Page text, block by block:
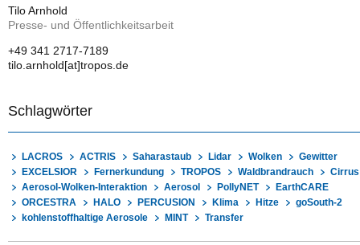
Tilo Arnhold
Presse- und Öffentlichkeitsarbeit
+49 341 2717-7189
tilo.arnhold[at]tropos.de
Schlagwörter
LACROS ACTRIS Saharastaub Lidar Wolken
Gewitter
EXCELSIOR
Fernerkundung TROPOS Waldbrandrauch
Cirrus
Aerosol-Wolken-Interaktion
Aerosol PollyNET
EarthCARE
ORCESTRA
HALO PERCUSION Klima Hitze
goSouth-2
kohlenstoffhaltige Aerosole
MINT Transfer